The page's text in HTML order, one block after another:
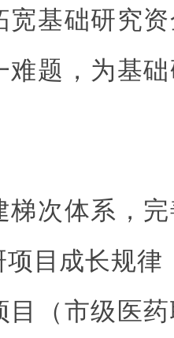
宽基础研究
难题，为基
次体系，完
目成长规律
目（市级医